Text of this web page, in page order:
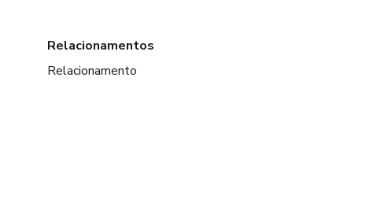
Relacionamentos
Relacionamento